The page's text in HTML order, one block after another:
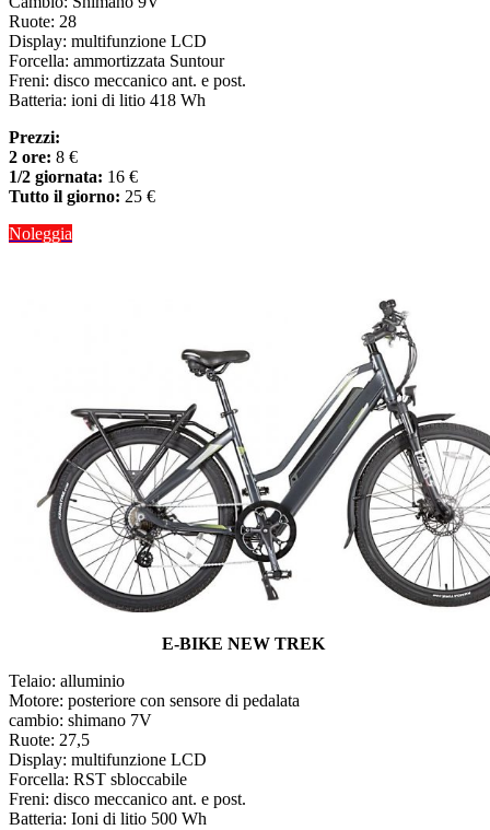
Ruote: 28
Display: multifunzione LCD
Forcella: ammortizzata Suntour
Freni: disco meccanico ant. e post.
Batteria: ioni di litio 418 Wh
Prezzi:
2 ore: 8 €
1/2 giornata: 16 €
Tutto il giorno: 25 €
Noleggia
E-BIKE NEW TREK
Telaio: alluminio
Motore: posteriore con sensore di pedalata
cambio: shimano 7V
Ruote: 27,5
Display: multifunzione LCD
Forcella: RST sbloccabile
Freni: disco meccanico ant. e post.
Batteria: Ioni di litio 500 Wh